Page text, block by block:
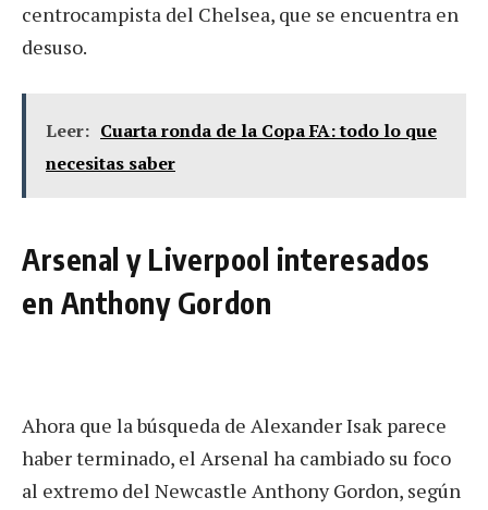
centrocampista del Chelsea, que se encuentra en
desuso.
Leer: Cuarta ronda de la Copa FA: todo lo que
necesitas saber
Arsenal y Liverpool interesados
en Anthony Gordon
Ahora que la búsqueda de Alexander Isak parece
haber terminado, el Arsenal ha cambiado su foco
al extremo del Newcastle Anthony Gordon, según